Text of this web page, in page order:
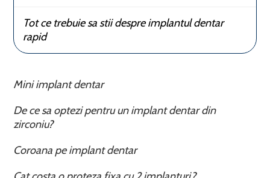
Tot ce trebuie sa stii despre implantul dentar
rapid
Mini implant dentar
De ce sa optezi pentru un implant dentar din
zirconiu?
Coroana pe implant dentar